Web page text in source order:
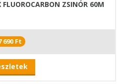
ZSINÓR 60M
690 Ft